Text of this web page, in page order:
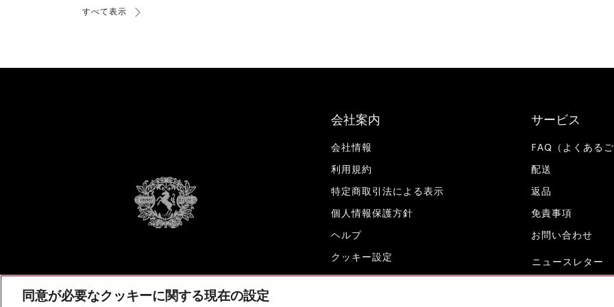
すべて表示
会社案内
会社情報
利用規約
特定商取引法による表示
個人情報保護方針
ヘルプ
クッキー設定
サービス
FAQ（よくある
配送
返品
免責事項
お問い合わせ
ニュースレター
同意が必要なクッキーに関する現在の設定